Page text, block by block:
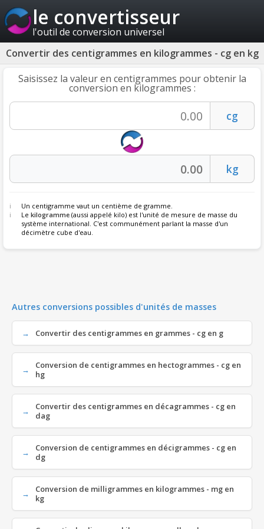
le convertisseur
l'outil de conversion universel
Convertir des centigrammes en kilogrammes - cg en kg
Saisissez la valeur en centigrammes pour obtenir la
conversion en kilogrammes :
Un centigramme vaut un centième de gramme.
Le kilogramme (aussi appelé kilo) est l'unité de mesure de masse du
système international. C'est communément parlant la masse d'un
décimètre cube d'eau.
Autres conversions possibles d'unités de masses
Convertir des centigrammes en grammes - cg en g
Conversion de centigrammes en hectogrammes - cg en
hg
Convertir des centigrammes en décagrammes - cg en
dag
Conversion de centigrammes en décigrammes - cg en
dg
Conversion de milligrammes en kilogrammes - mg en
kg